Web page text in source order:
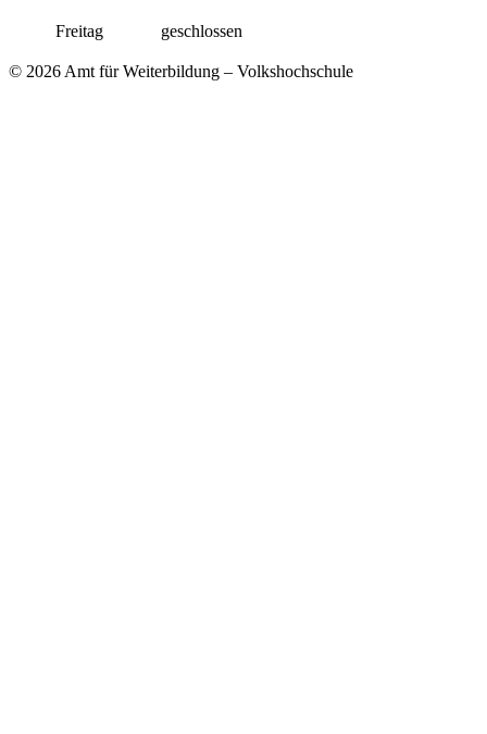
Freitag geschlossen
© 2026 Amt für Weiterbildung – Volkshochschule